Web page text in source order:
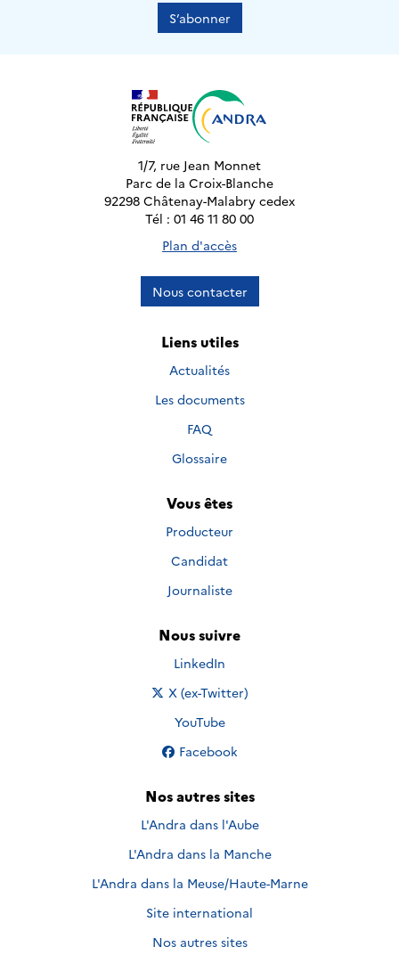
S’abonner
1/7, rue Jean Monnet
Parc de la Croix-Blanche
92298 Châtenay-Malabry cedex
Tél : 01 46 11 80 00
Plan d'accès
Nous contacter
Liens utiles
Actualités
Les documents
FAQ
Glossaire
Vous êtes
Producteur
Candidat
Journaliste
Nous suivre
Nous suivre sur
LinkedIn
Nous suivre sur
X (ex-Twitter)
Nous suivre sur
YouTube
Nous suivre sur
Facebook
Nos autres sites
L'Andra dans l'Aube
L'Andra dans la Manche
L'Andra dans la Meuse/Haute-Marne
Site international
Nos autres sites